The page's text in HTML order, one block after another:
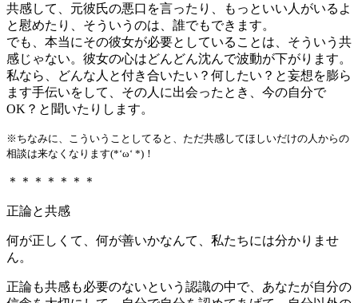
共感して、元彼氏の悪口を言ったり、もっといい人がいるよ
と慰めたり、そういうのは、誰でもできます。
でも、本当にその彼女が必要としていることは、そういう共
感じゃない。彼女の心はどんどん沈んで波動が下がります。
私なら、どんな人と付き合いたい？何したい？と妄想を膨ら
ます手伝いをして、その人に出会ったとき、今の自分で
OK？と聞いたりします。
※ちなみに、こういうことしてると、ただ共感してほしいだけの人からの
相談は来なくなります(*‘ω‘ *)！
＊＊＊＊＊＊＊
正論と共感
何が正しくて、何が善いかなんて、私たちには分かりませ
ん。
正論も共感も必要のないという認識の中で、あなたが自分の